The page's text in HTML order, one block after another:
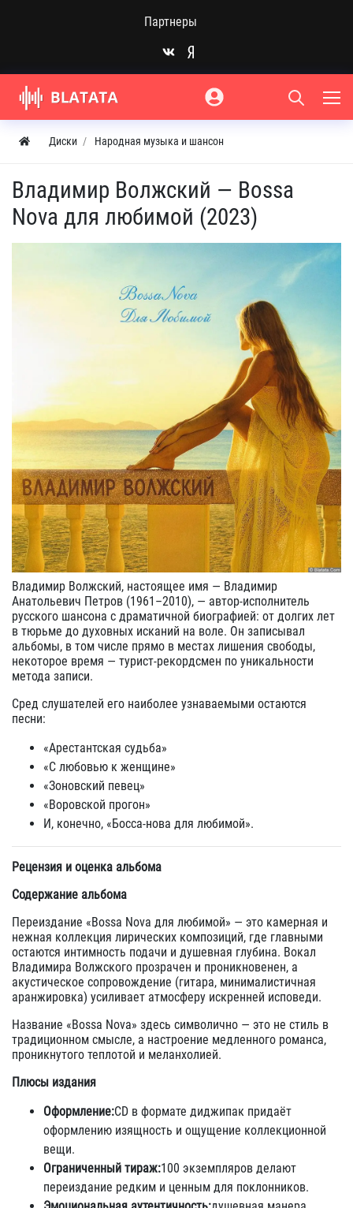
Партнеры
Диски Народная музыка и шансон
Владимир Волжский — Bossa
Nova для любимой (2023)
Владимир Волжский, настоящее имя — Владимир
Анатольевич Петров (1961–2010), — автор‑исполнитель
русского шансона с драматичной биографией: от долгих лет
в тюрьме до духовных исканий на воле. Он записывал
альбомы, в том числе прямо в местах лишения свободы,
некоторое время — турист‑рекордсмен по уникальности
метода записи.
Сред слушателей его наиболее узнаваемыми остаются
песни:
«Арестантская судьба»
«С любовью к женщине»
«Зоновский певец»
«Воровской прогон»
И, конечно, «Босса‑нова для любимой».
Рецензия и оценка альбома
Содержание альбома
Переиздание «Bossa Nova для любимой» — это камерная и
нежная коллекция лирических композиций, где главными
остаются интимность подачи и душевная глубина. Вокал
Владимира Волжского прозрачен и проникновенен, а
акустическое сопровождение (гитара, минималистичная
аранжировка) усиливает атмосферу искренней исповеди.
Название «Bossa Nova» здесь символично — это не стиль в
традиционном смысле, а настроение медленного романса,
проникнутого теплотой и меланхолией.
Плюсы издания
Оформление:CD в формате диджипак придаёт
оформлению изящность и ощущение коллекционной
вещи.
Ограниченный тираж:100 экземпляров делают
переиздание редким и ценным для поклонников.